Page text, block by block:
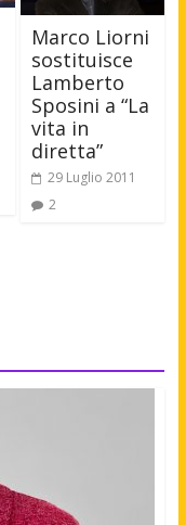
Marco Liorni
sostituisce
Lamberto
Sposini a “La
vita in
diretta”
29 Luglio 2011
2